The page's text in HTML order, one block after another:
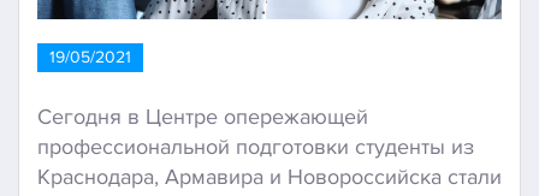
19/05/2021
Сегодня в Центре опережающей
профессиональной подготовки студенты из
Краснодара, Армавира и Новороссийска стали